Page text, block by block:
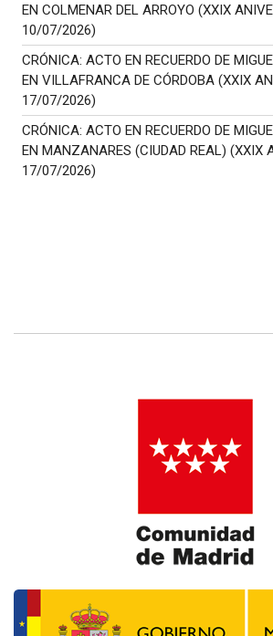
EN COLMENAR DEL ARROYO (XXIX
10/07/2026)
CRÓNICA: ACTO EN RECUERDO DE
EN VILLAFRANCA DE CÓRDOBA (XXIX
17/07/2026)
CRÓNICA: ACTO EN RECUERDO DE
EN MANZANARES (CIUDAD REAL) (XXIX
17/07/2026)